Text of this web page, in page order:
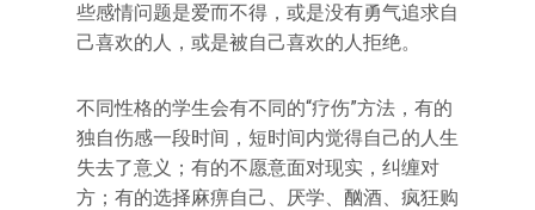
些感情问题是爱而不得，或是没有勇气追求自
己喜欢的人，或是被自己喜欢的人拒绝。
不同性格的学生会有不同的“疗伤”方法，有的
独自伤感一段时间，短时间内觉得自己的人生
失去了意义；有的不愿意面对现实，纠缠对
方；有的选择麻痹自己、厌学、酗酒、疯狂购